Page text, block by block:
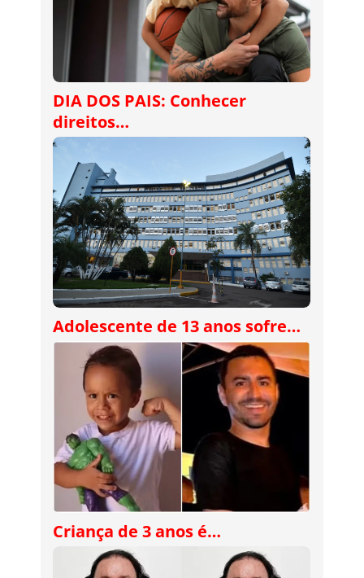
DIA DOS PAIS: Conhecer
direitos…
Adolescente de 13 anos sofre…
Criança de 3 anos é…